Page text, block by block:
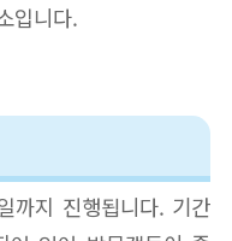
입니다.
까지 진행됩니다. 기간